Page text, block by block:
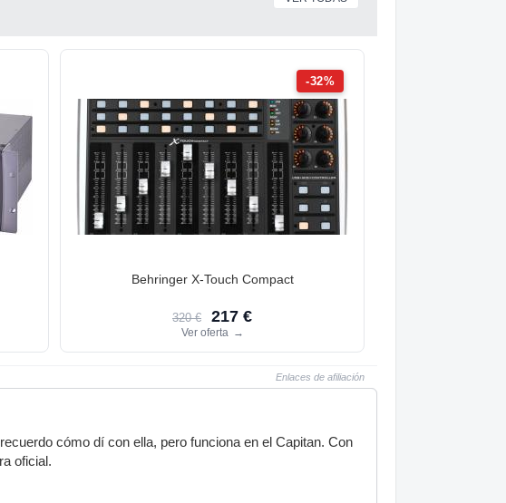
-32%
Behringer X-Touch Compact
320 € 217 €
Ver oferta →
Enlaces de afiliación
cómo dí con ella, pero funciona en el Capitan. Con
oficial.